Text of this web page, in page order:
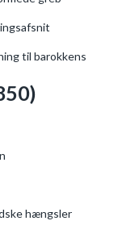
til barokkens
hængsler